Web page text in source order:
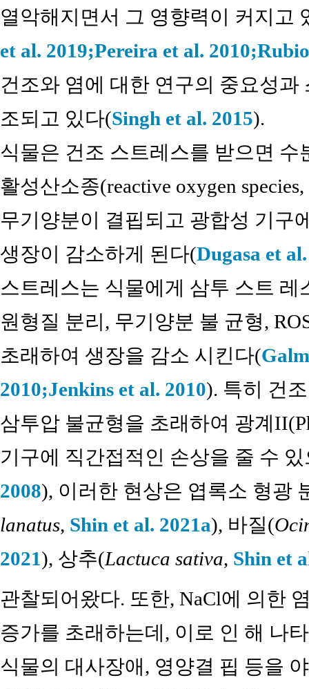
열악해지면서 그 영향력이 커지고
et al. 2019;Pereira et al. 2010;
건조와 염에 대한 연구의 중요성
조되고 있다(Singh et al. 2015).
식물은 건조 스트레스를 받으면 수
활성산소종(reactive oxygen
무기양분이 결핍되고 광합성 기구
생장이 감소하게 된다(Dugasa et
스트레스는 식물에게 삼투 스트
원형질 분리, 무기양분 불 균형,
초래하여 생장을 감소 시킨다(
2010;Jenkins et al. 2010). 특히 건
삼투압 불균형을 초래하여 광계
기구에 직간접적인 손상을 줄 수
2008), 이러한 현상은 엽록소 형광
lanatus, Shin et al. 2021a), 바질(
2021), 상추(Lactuca sativa, Shin et
관찰되어왔다. 또한, NaCl에 의한
증가를 초래하는데, 이로 인 해 나
식물의 대사장애, 영양결 핍 등을